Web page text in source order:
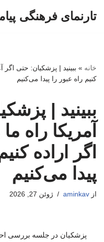
تارنمای فرهنگی
خانه » ببینید | پزشکیان: حتی اگر
کنیم راه عبور را پیدا می‌کنیم
ببینید |
آمریکا راه
اگر اراده
پیدا می‌کنیم
از aminkav ژوئن 27, 2026
پزشکیان در جلسه بررسی